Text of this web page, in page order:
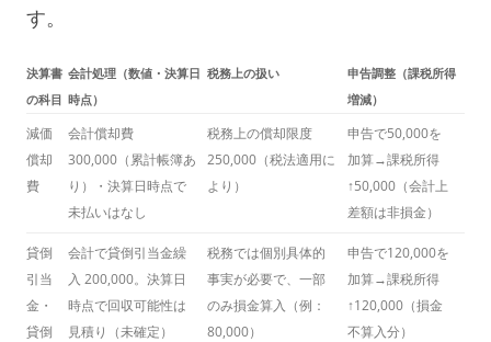
す。
決算書
の科目
会計処理（数値・決算日
時点）
税務上の扱い
申告調整（課税所得
増減）
減価
償却
費
会計償却費
300,000（累計帳簿あ
り）・決算日時点で
未払いはなし
税務上の償却限度
250,000（税法適用に
より）
申告で50,000を
加算→課税所得
↑50,000（会計上
差額は非損金）
貸倒
引当
金・
貸倒
会計で貸倒引当金繰
入 200,000。決算日
時点で回収可能性は
見積り（未確定）
税務では個別具体的
事実が必要で、一部
のみ損金算入（例：
80,000）
申告で120,000を
加算→課税所得
↑120,000（損金
不算入分）